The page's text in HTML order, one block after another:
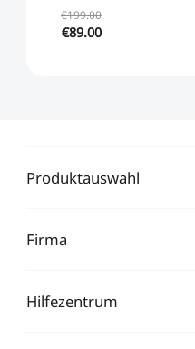
€199.00
€89.00
Produktauswahl
Firma
Hilfezentrum